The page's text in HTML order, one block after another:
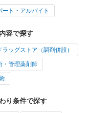
ート・アルバイト
容で探す
ラッグストア（調剤併設）
・管理薬剤師
り条件で探す